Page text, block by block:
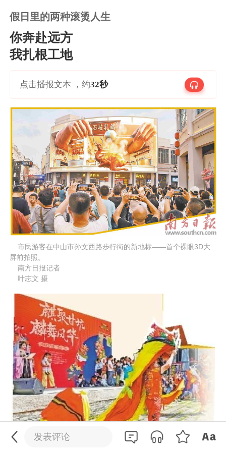
假日里的两种滚烫人生
你奔赴远方
我扎根工地
点击播报文本 ，约32秒
市民游客在中山市孙文西路步行街的新地标——首个裸眼3D大
屏前拍照。
南方日报记者
叶志文 摄
发表评论
0/200
发送